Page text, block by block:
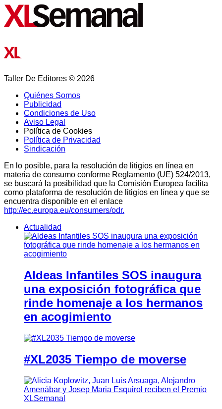
Taller De Editores © 2026
Quiénes Somos
Publicidad
Condiciones de Uso
Aviso Legal
Política de Cookies
Política de Privacidad
Sindicación
En lo posible, para la resolución de litigios en línea en
materia de consumo conforme Reglamento (UE) 524/2013,
se buscará la posibilidad que la Comisión Europea facilita
como plataforma de resolución de litigios en línea y que se
encuentra disponible en el enlace
http://ec.europa.eu/consumers/odr.
Actualidad
Aldeas Infantiles SOS inaugura
una exposición fotográfica que
rinde homenaje a los hermanos
en acogimiento
#XL2035 Tiempo de moverse